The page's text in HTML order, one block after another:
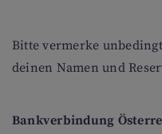
Bitte vermerke
deinen Namen und
Bankverbindung